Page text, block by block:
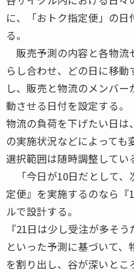
に、「おトク指定便」の
る。
販売予測の内容と各物流
らし合わせ、どの日に移
し、販売と物流のメンバ
動させる日付を設定する。
物流の負荷を下げたい日
の実施状況などによっても
選択範囲は随時調整してい
「今日が10日だとして、
定便』を実施するのなら『
ルで設計する。
『21日は少し受注が多そ
といった予測に基づいて
を割り出し、谷が深いと